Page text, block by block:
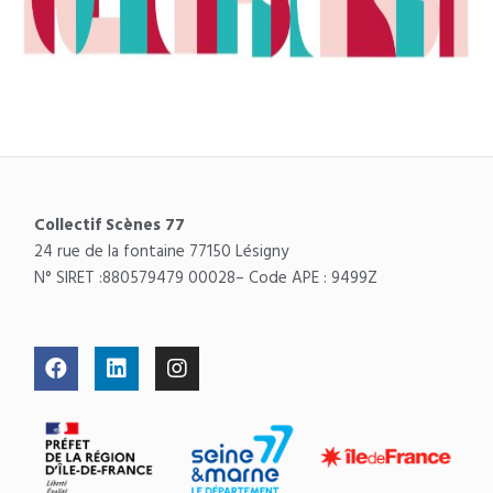
Collectif Scènes 77
24 rue de la fontaine 77150 Lésigny
N° SIRET :880579479 00028– Code APE : 9499Z